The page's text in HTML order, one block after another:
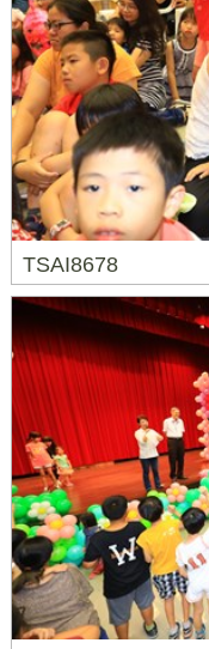
TSAI8678